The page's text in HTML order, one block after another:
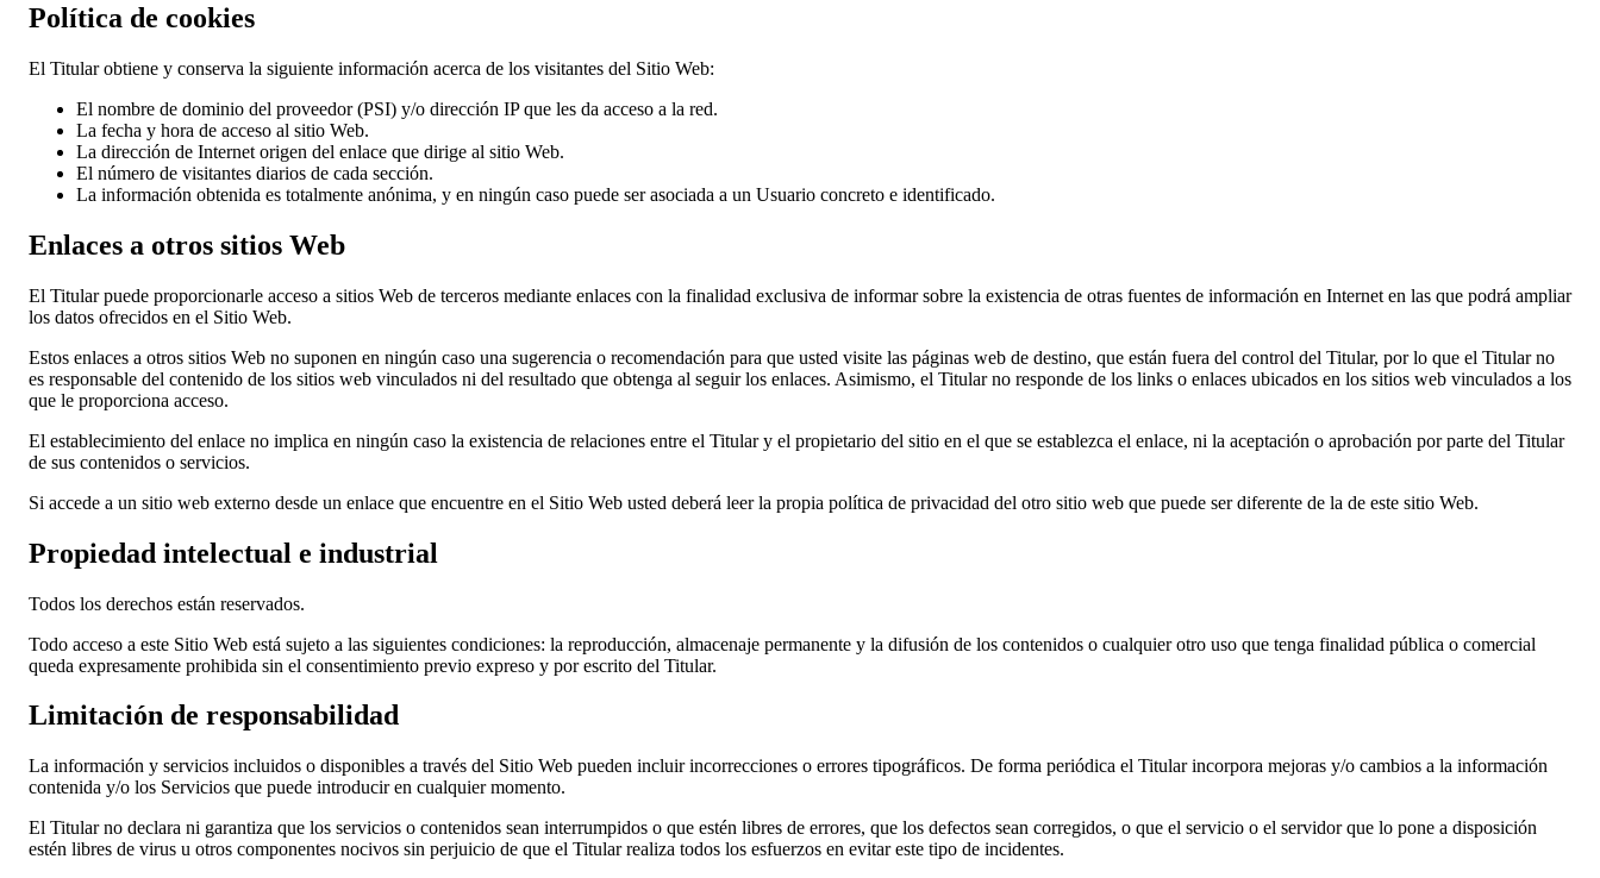
Política de cookies
El Titular obtiene y conserva la siguiente información acerca de los visitantes del Sitio Web:
El nombre de dominio del proveedor (PSI) y/o dirección IP que les da acceso a la red.
La fecha y hora de acceso al sitio Web.
La dirección de Internet origen del enlace que dirige al sitio Web.
El número de visitantes diarios de cada sección.
La información obtenida es totalmente anónima, y en ningún caso puede ser asociada a un Usuario concreto e identificado.
Enlaces a otros sitios Web
El Titular puede proporcionarle acceso a sitios Web de terceros mediante enlaces con la finalidad exclusiva de informar sobre la existencia de otras fuentes de información en Internet en las que podrá ampliar
los datos ofrecidos en el Sitio Web.
Estos enlaces a otros sitios Web no suponen en ningún caso una sugerencia o recomendación para que usted visite las páginas web de destino, que están fuera del control del Titular, por lo que el Titular no
es responsable del contenido de los sitios web vinculados ni del resultado que obtenga al seguir los enlaces. Asimismo, el Titular no responde de los links o enlaces ubicados en los sitios web vinculados a los
que le proporciona acceso.
El establecimiento del enlace no implica en ningún caso la existencia de relaciones entre el Titular y el propietario del sitio en el que se establezca el enlace, ni la aceptación o aprobación por parte del Titular
de sus contenidos o servicios.
Si accede a un sitio web externo desde un enlace que encuentre en el Sitio Web usted deberá leer la propia política de privacidad del otro sitio web que puede ser diferente de la de este sitio Web.
Propiedad intelectual e industrial
Todos los derechos están reservados.
Todo acceso a este Sitio Web está sujeto a las siguientes condiciones: la reproducción, almacenaje permanente y la difusión de los contenidos o cualquier otro uso que tenga finalidad pública o comercial
queda expresamente prohibida sin el consentimiento previo expreso y por escrito del Titular.
Limitación de responsabilidad
La información y servicios incluidos o disponibles a través del Sitio Web pueden incluir incorrecciones o errores tipográficos. De forma periódica el Titular incorpora mejoras y/o cambios a la información
contenida y/o los Servicios que puede introducir en cualquier momento.
El Titular no declara ni garantiza que los servicios o contenidos sean interrumpidos o que estén libres de errores, que los defectos sean corregidos, o que el servicio o el servidor que lo pone a disposición
estén libres de virus u otros componentes nocivos sin perjuicio de que el Titular realiza todos los esfuerzos en evitar este tipo de incidentes.